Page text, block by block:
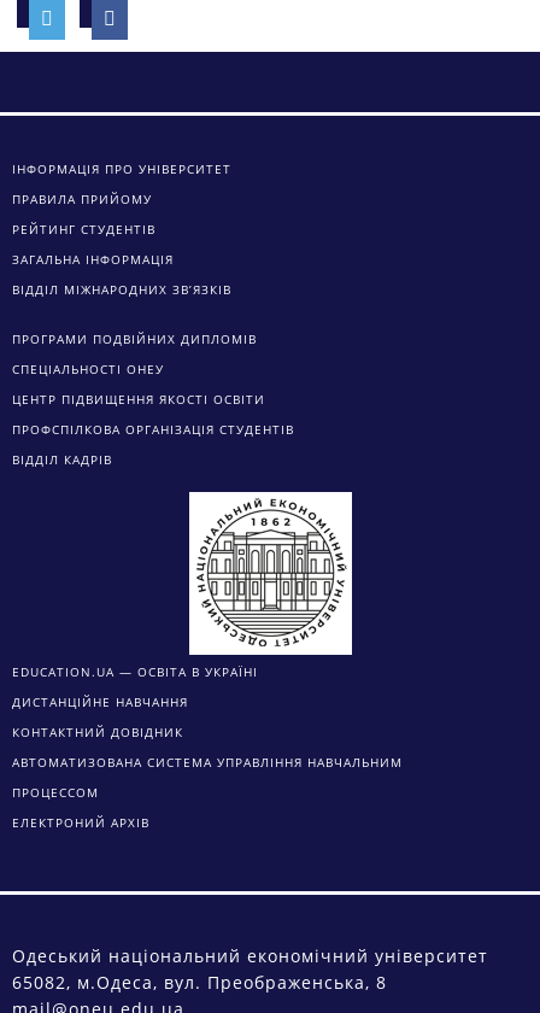
ІНФОРМАЦІЯ ПРО УНІВЕРСИТЕТ
ПРАВИЛА ПРИЙОМУ
РЕЙТИНГ СТУДЕНТІВ
ЗАГАЛЬНА ІНФОРМАЦІЯ
ВІДДІЛ МІЖНАРОДНИХ ЗВ’ЯЗКІВ
ПРОГРАМИ ПОДВІЙНИХ ДИПЛОМІВ
СПЕЦІАЛЬНОСТІ ОНЕУ
ЦЕНТР ПІДВИЩЕННЯ ЯКОСТІ ОСВІТИ
ПРОФСПІЛКОВА ОРГАНІЗАЦІЯ СТУДЕНТІВ
ВІДДІЛ КАДРІВ
EDUCATION.UA — ОСВІТА В УКРАЇНІ
ДИСТАНЦІЙНЕ НАВЧАННЯ
КОНТАКТНИЙ ДОВІДНИК
АВТОМАТИЗОВАНА СИСТЕМА УПРАВЛІННЯ НАВЧАЛЬНИМ
ПРОЦЕССОМ
ЕЛЕКТРОНИЙ АРХІВ
Одеський національний економічний університет
65082, м.Одеса, вул. Преображенська, 8